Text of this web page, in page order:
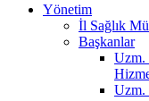
Yönetim
İl Sağlık
Başkanlar
Uzm.
Uzm.